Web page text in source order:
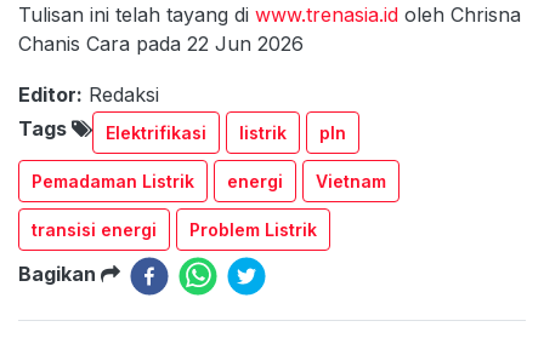
Tulisan ini telah tayang di www.trenasia.id oleh Chrisna
Chanis Cara pada 22 Jun 2026
Editor: Redaksi
Tags
Elektrifikasi listrik pln
Pemadaman Listrik energi Vietnam
transisi energi Problem Listrik
Bagikan